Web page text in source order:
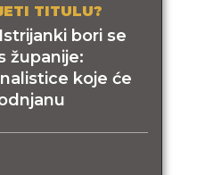
TITULU?
bori se
županije:
koje će